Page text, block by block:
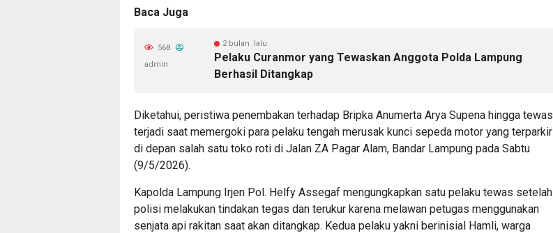
Baca Juga
2 bulan lalu
Pelaku Curanmor yang Tewaskan Anggota Polda Lampung
Berhasil Ditangkap
568
admin
Diketahui, peristiwa penembakan terhadap Bripka Anumerta Arya Supena hingga tewas
terjadi saat memergoki para pelaku tengah merusak kunci sepeda motor yang terparkir
di depan salah satu toko roti di Jalan ZA Pagar Alam, Bandar Lampung pada Sabtu
(9/5/2026).
Kapolda Lampung Irjen Pol. Helfy Assegaf mengungkapkan satu pelaku tewas setelah
polisi melakukan tindakan tegas dan terukur karena melawan petugas menggunakan
senjata api rakitan saat akan ditangkap. Kedua pelaku yakni berinisial Hamli, warga